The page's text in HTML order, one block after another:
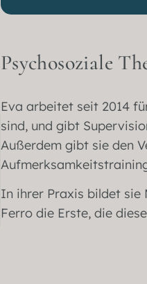
Psychosoziale
Eva arbeitet seit 2014
sind, und gibt
Außerdem gibt sie den
In ihrer Praxis bildet sie
Ferro die Erste, die